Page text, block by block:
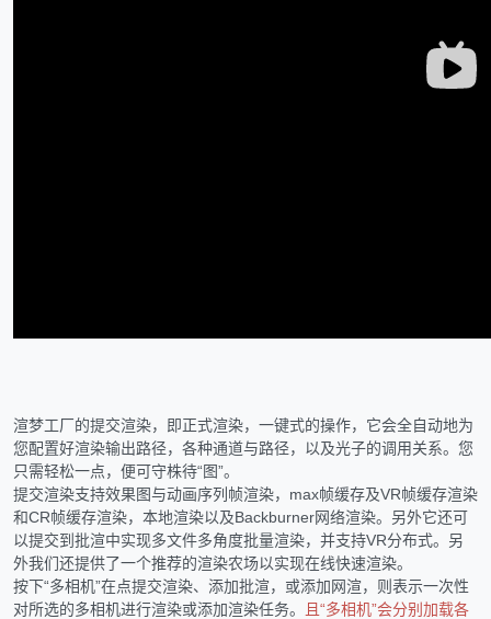
渲梦工厂的提交渲染，即正式渲染，一键式的操作，它会全自动地为
您配置好渲染输出路径，各种通道与路径，以及光子的调用关系。您
只需轻松一点，便可守株待“图”。
提交渲染支持效果图与动画序列帧渲染，max帧缓存及VR帧缓存渲染
和CR帧缓存渲染，本地渲染以及Backburner网络渲染。另外它还可
以提交到批渲中实现多文件多角度批量渲染，并支持VR分布式。另
外我们还提供了一个推荐的渲染农场以实现在线快速渲染。
按下“多相机”在点提交渲染、添加批渲，或添加网渲，则表示一次性
对所选的多相机进行渲染或添加渲染任务。
且“多相机”会分别加载各